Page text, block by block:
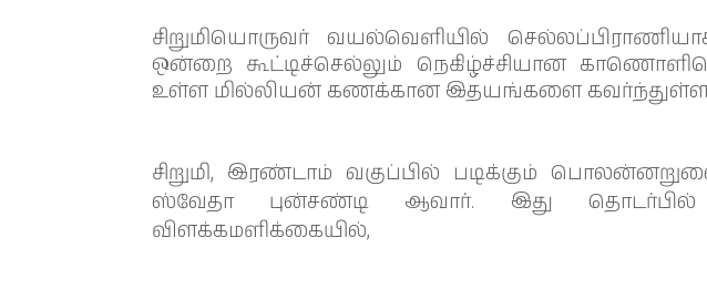
சிறுமியொருவர் வயல்வெளியில்
ஒன்றை கூட்டிச்செல்லும் நெகிழ்ச்சியான
உள்ள மில்லியன் கணக்கான இதயங்களை
சிறுமி, இரண்டாம் வகுப்பில் படிக்கும்
ஸ்வேதா புன்சண்டி ஆவார். இது தொடர்பில்
விளக்கமளிக்கையில்,